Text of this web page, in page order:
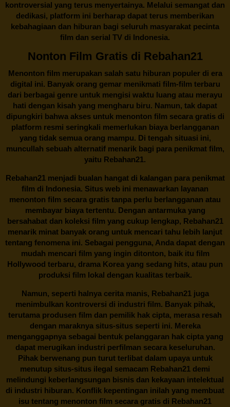
kontroversial yang terus menyertainya. Melalui semangat dan
dedikasi, platform ini berharap dapat terus memberikan
kebahagiaan dan hiburan bagi seluruh masyarakat pecinta
film dan serial TV di Indonesia.
Nonton Film Gratis di Rebahan21
Menonton film merupakan salah satu hiburan populer di era
digital ini. Banyak orang gemar menikmati film-film terbaru
dari berbagai genre untuk mengisi waktu luang atau merayu
hati dengan kisah yang mengharu biru. Namun, tak dapat
dipungkiri bahwa akses untuk menonton film secara gratis di
platform resmi seringkali memerlukan biaya berlangganan
yang tidak semua orang mampu. Di tengah situasi ini,
muncullah sebuah alternatif menarik bagi para penikmat film,
yaitu Rebahan21.
Rebahan21menjadi bualan hangat di kalangan para penikmat
film di Indonesia. Situs web ini menawarkan layanan
menonton film secara gratis tanpa perlu berlangganan atau
membayar biaya tertentu. Dengan antarmuka yang
bersahabat dan koleksi film yang cukup lengkap, Rebahan21
menarik minat banyak orang untuk mencari tahu lebih lanjut
tentang fenomena ini. Sebagai pengguna, Anda dapat dengan
mudah mencari film yang ingin ditonton, baik itu film
Hollywood terbaru, drama Korea yang sedang hits, atau pun
produksi film lokal dengan kualitas terbaik.
Namun, seperti halnya cerita manis, Rebahan21juga
menimbulkan kontroversi di industri film. Banyak pihak,
terutama produsen film dan pemilik hak cipta, merasa resah
dengan maraknya situs-situs seperti ini. Mereka
menganggapnya sebagai bentuk pelanggaran hak cipta yang
dapat merugikan industri perfilman secara keseluruhan.
Pihak berwenang pun turut terlibat dalam upaya untuk
menutup situs-situs ilegal semacam Rebahan21 demi
melindungi keberlangsungan bisnis dan kekayaan intelektual
di industri hiburan. Konflik kepentingan inilah yang membuat
isu tentang menonton film secara gratis di Rebahan21